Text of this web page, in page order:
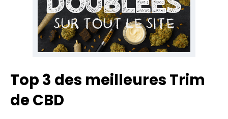
Top 3 des meilleures Trim
de CBD